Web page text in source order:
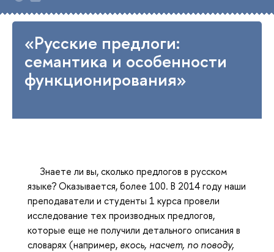
«Русские предлоги:
семантика и особенности
функционирования»
Знаете ли вы, сколько предлогов в русском
языке? Оказывается, более 100. В 2014 году наши
преподаватели и студенты 1 курса провели
исследование тех производных предлогов,
которые еще не получили детального описания в
словарях (например, вкось, насчет, по поводу,